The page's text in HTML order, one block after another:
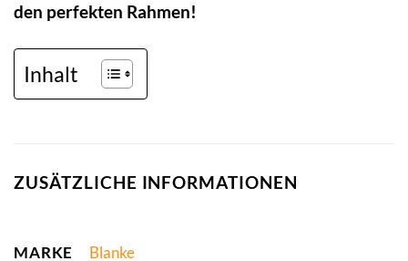
den perfekten Rahmen!
Inhalt
ZUSÄTZLICHE INFORMATIONEN
MARKE Blanke